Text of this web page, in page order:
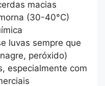
macias
(30-40°C)
luvas sempre que
peróxido)
especialmente com